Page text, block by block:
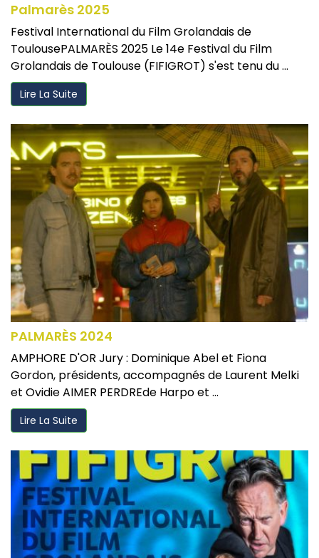
Palmarès 2025
Festival International du Film Grolandais de
ToulousePALMARÈS 2025 Le 14e Festival du Film
Grolandais de Toulouse (FIFIGROT) s'est tenu du ...
Lire La Suite
PALMARÈS 2024
AMPHORE D'OR Jury : Dominique Abel et Fiona
Gordon, présidents, accompagnés de Laurent Melki
et Ovidie AIMER PERDREde Harpo et ...
Lire La Suite